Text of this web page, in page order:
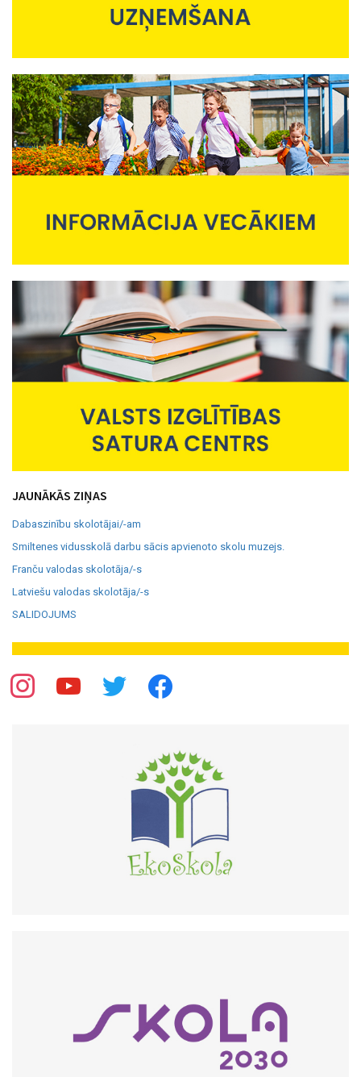
JAUNĀKĀS ZIŅAS
Dabaszinību skolotājai/-am
Smiltenes vidusskolā darbu sācis apvienoto skolu muzejs.
Franču valodas skolotāja/-s
Latviešu valodas skolotāja/-s
SALIDOJUMS